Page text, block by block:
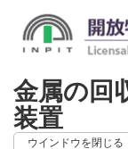
金属の回
装置
ウインドウを閉じる